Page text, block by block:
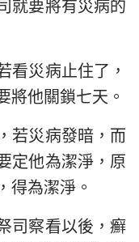
書
亞書
就要將有災病的
看災病止住了，
將他關鎖七天。
若災病發暗，而
定他為潔淨，原
得為潔淨。
司察看以後，癬